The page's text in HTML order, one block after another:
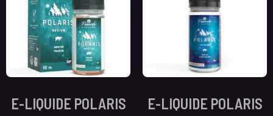
E-LIQUIDE POLARIS
E-LIQUIDE POLARIS